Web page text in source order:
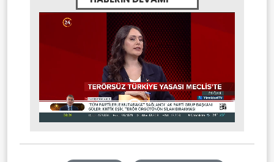
Unmute Stream